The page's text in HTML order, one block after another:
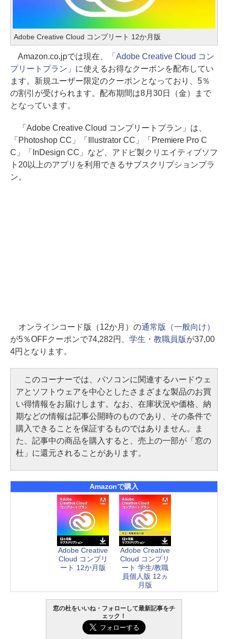
Adobe Creative Cloud コンプリート 12か月版
Amazon.co.jpでは現在、
「Adobe Creative Cloud コン
プリートプラン」 に使えるお得なクーポンを配布してい
ます。新規ユーザー限定のクーポンとなっており、5％
の割引が受けられます。配布期間は8月30日（金）まで
となっています。
「Adobe Creative Cloud コンプリートプラン」は、
「Photoshop CC」「Illustrator CC」「Premiere Pro C
C」「InDesign CC」など、アドビ製クリエイティブソフ
ト20以上のアプリを利用できるサブスクリプションプラ
ン。
オンラインコード版（12か月）の通常版（一般向け）
が5％OFFクーポンで74,282円、 学生・教職員版が37,00
4円となります。
このコーナーでは、パソコンに関連するハードウェ
アとソフトウェアを中心としたさまざまな製品のお買
い得情報をお届けします。なお、在庫状況や価格、納
期などの情報は記事公開時のものであり、その条件で
購入できることを保証するものではありません。ま
た、記事中の商品を購入すると、売上の一部が「窓の
杜」に還元されることがあります。
Amazonで購入
Adobe Creative
Cloud コンプリ
ート 12か月版
Adobe Creative
Cloud コンプリ
ート 学生/教職
員個人版 12ヵ
月版
窓の杜をいいね・フォローして最新記事をチ
ェック！